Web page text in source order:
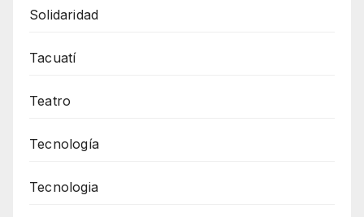
Solidaridad
Tacuatí
Teatro
Tecnología
Tecnologia